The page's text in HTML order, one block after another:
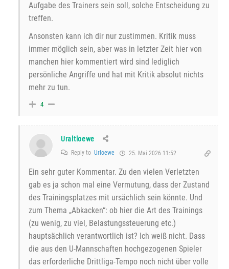
Aufgabe des Trainers sein soll, solche Entscheidung zu
treffen.
Ansonsten kann ich dir nur zustimmen. Kritik muss
immer möglich sein, aber was in letzter Zeit hier von
manchen hier kommentiert wird sind lediglich
persönliche Angriffe und hat mit Kritik absolut nichts
mehr zu tun.
4
Uraltloewe
Reply to Urloewe 25. Mai 2026 11:52
Ein sehr guter Kommentar. Zu den vielen Verletzten
gab es ja schon mal eine Vermutung, dass der Zustand
des Trainingsplatzes mit ursächlich sein könnte. Und
zum Thema „Abkacken“: ob hier die Art des Trainings
(zu wenig, zu viel, Belastungssteuerung etc.)
hauptsächlich verantwortlich ist? Ich weiß nicht. Dass
die aus den U-Mannschaften hochgezogenen Spieler
das erforderliche Drittliga-Tempo noch nicht über volle